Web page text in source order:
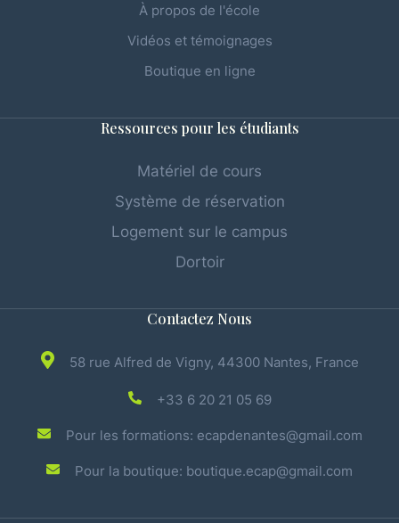
À propos de l'école
Vidéos et témoignages
Boutique en ligne
Ressources pour les étudiants
Matériel de cours
Système de réservation
Logement sur le campus
Dortoir
Contactez Nous
58 rue Alfred de Vigny, 44300 Nantes, France
+33 6 20 21 05 69
Pour les formations: ecapdenantes@gmail.com
Pour la boutique: boutique.ecap@gmail.com